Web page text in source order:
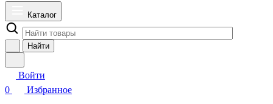
Каталог
Найти
Войти
0
Избранное